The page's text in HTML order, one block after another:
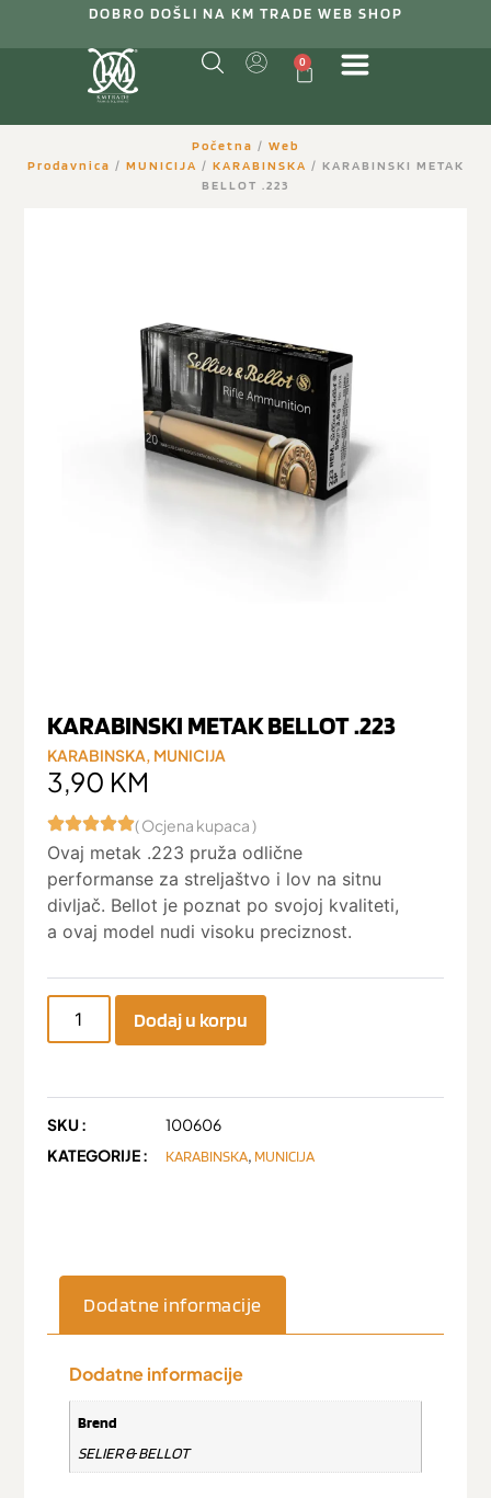
DOBRO DOŠLI NA KM TRADE WEB SHOP
0
Početna / Web
Prodavnica / MUNICIJA / KARABINSKA / KARABINSKI METAK
BELLOT .223
KARABINSKI METAK BELLOT .223
KARABINSKA, MUNICIJA
3,90 KM
( Ocjena kupaca )
Ovaj metak .223 pruža odlične
performanse za streljaštvo i lov na sitnu
divljač. Bellot je poznat po svojoj kvaliteti,
a ovaj model nudi visoku preciznost.
Dodaj u korpu
SKU :
100606
KATEGORIJE :
KARABINSKA, MUNICIJA
Dodatne informacije
Dodatne informacije
Brend
SELIER & BELLOT